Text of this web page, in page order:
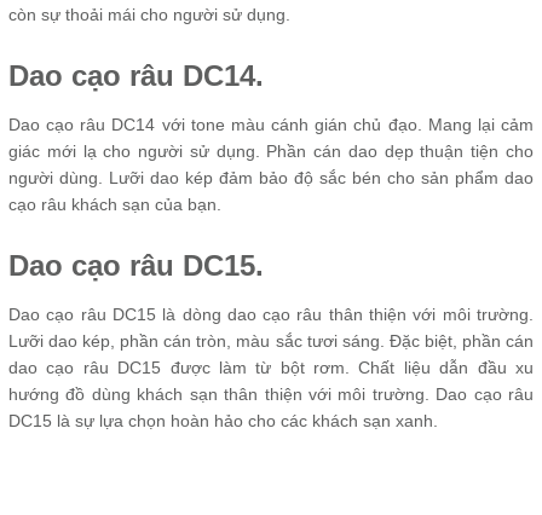
còn sự thoải mái cho người sử dụng.
Dao cạo râu DC14.
Dao cạo râu DC14 với tone màu cánh gián chủ đạo. Mang lại cảm
giác mới lạ cho người sử dụng. Phần cán dao dẹp thuận tiện cho
người dùng. Lưỡi dao kép đảm bảo độ sắc bén cho sản phẩm dao
cạo râu khách sạn của bạn.
Dao cạo râu DC15.
Dao cạo râu DC15 là dòng dao cạo râu thân thiện với môi trường.
Lưỡi dao kép, phần cán tròn, màu sắc tươi sáng. Đặc biệt, phần cán
dao cạo râu DC15 được làm từ bột rơm. Chất liệu dẫn đầu xu
hướng đồ dùng khách sạn thân thiện với môi trường. Dao cạo râu
DC15 là sự lựa chọn hoàn hảo cho các khách sạn xanh.